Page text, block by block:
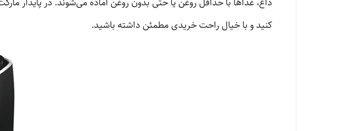
کنید و با خیال راحت خریدی مطمئن داشته باشید.